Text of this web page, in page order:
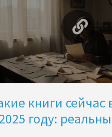
книги сейчас
году: